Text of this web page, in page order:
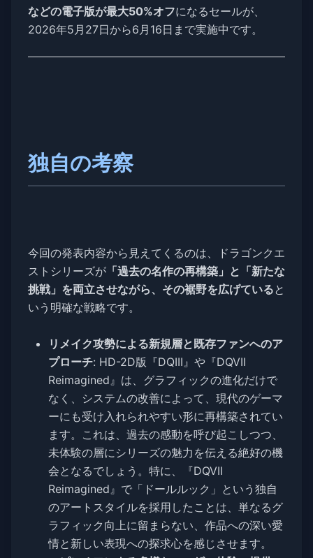
などの電子版が最大50%オフになるセールが、
2026年5月27日から6月16日まで実施中です。
独自の考察
今回の発表内容から見えてくるのは、ドラゴンクエ
ストシリーズが 「過去の名作の再構築」と「新たな
挑戦」を両立させながら、その裾野を広げていると
いう明確な戦略です。
リメイク攻勢による新規層と既存ファンへのア
プローチ: HD-2D版『DQIII』や『DQVII
Reimagined』は、グラフィックの進化だけで
なく、システムの改善によって、現代のゲーマ
ーにも受け入れられやすい形に再構築されてい
ます。これは、過去の感動を呼び起こしつつ、
未体験の層にシリーズの魅力を伝える絶好の機
会となるでしょう。特に、『DQVII
Reimagined』で「ドールルック」という独自
のアートスタイルを採用したことは、単なるグ
ラフィック向上に留まらない、作品への深い愛
情と新しい表現への探求心を感じさせます。